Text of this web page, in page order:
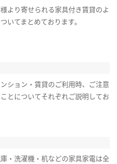
より寄せられる家具付き賃貸のよ
いてまとめております。
ション・賃貸のご利用時、ご注意
とについてそれぞれご説明してお
・洗濯機・机などの家具家電は全